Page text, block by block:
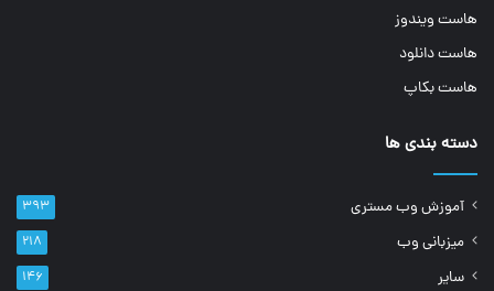
هاست ویندوز
هاست دانلود
هاست بکاپ
دسته بندی ها
آموزش وب مستری ۳۹۳
میزبانی وب ۲۱۸
سایر ۱۴۶